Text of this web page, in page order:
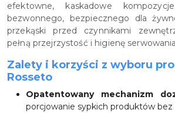
efektowne, kaskadowe
bezwonnego, bezpiecznego dla
przekąski przed czynnikami
pełną przejrzystość i higienę
Zalety i korzyści z wyboru
Rosseto
Opatentowany mechanizm
porcjowanie sypkich produktów bez